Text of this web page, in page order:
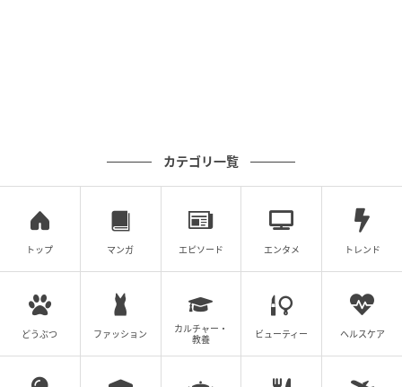
カテゴリ一覧
トップ マンガ エピソード エンタメ トレンド
どうぶつ ファッション
カルチャー・
教養
ビューティー ヘルスケア